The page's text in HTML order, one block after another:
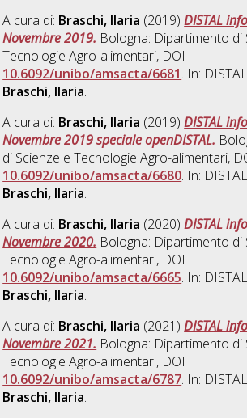
A cura di: Braschi, Ilaria (2019)DISTAL
Novembre 2019. Bologna: Dipartimento di
Tecnologie Agro-alimentari, DOI
10.6092/unibo/amsacta/6681. In:
Braschi, Ilaria.
A cura di: Braschi, Ilaria (2019)DISTAL
Novembre 2019 speciale openDISTAL.
di Scienze e Tecnologie Agro-alimentari,
10.6092/unibo/amsacta/6680. In:
Braschi, Ilaria.
A cura di: Braschi, Ilaria (2020)DISTAL
Novembre 2020. Bologna: Dipartimento di
Tecnologie Agro-alimentari, DOI
10.6092/unibo/amsacta/6665. In:
Braschi, Ilaria.
A cura di: Braschi, Ilaria (2021)DISTAL
Novembre 2021. Bologna: Dipartimento di
Tecnologie Agro-alimentari, DOI
10.6092/unibo/amsacta/6787. In:
Braschi, Ilaria.